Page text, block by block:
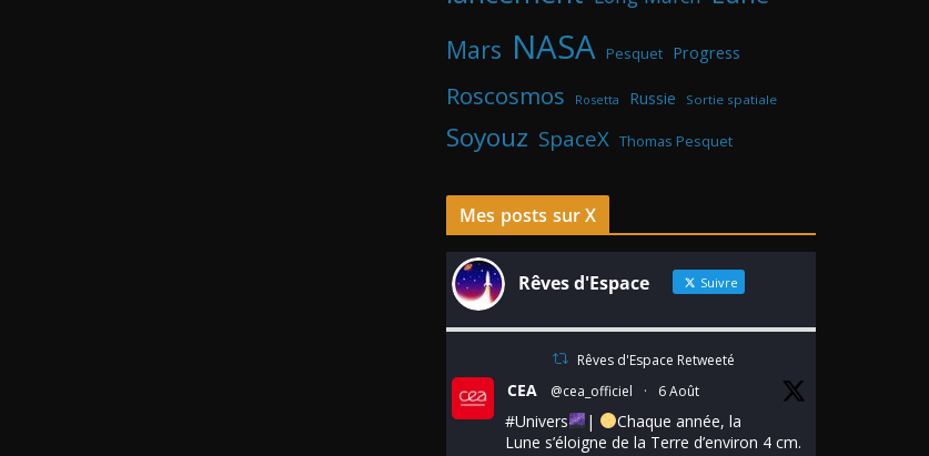
Mars NASA Pesquet Progress
Roscosmos Rosetta Russie Sortie spatiale
Soyouz SpaceX Thomas Pesquet
Mes posts sur X
Rêves d'Espace Suivre
Rêves d'Espace Retweeté
CEA @cea_officiel · 6 Août
#Univers |
Chaque année, la
Lune s’éloigne de la Terre d’environ 4 cm.